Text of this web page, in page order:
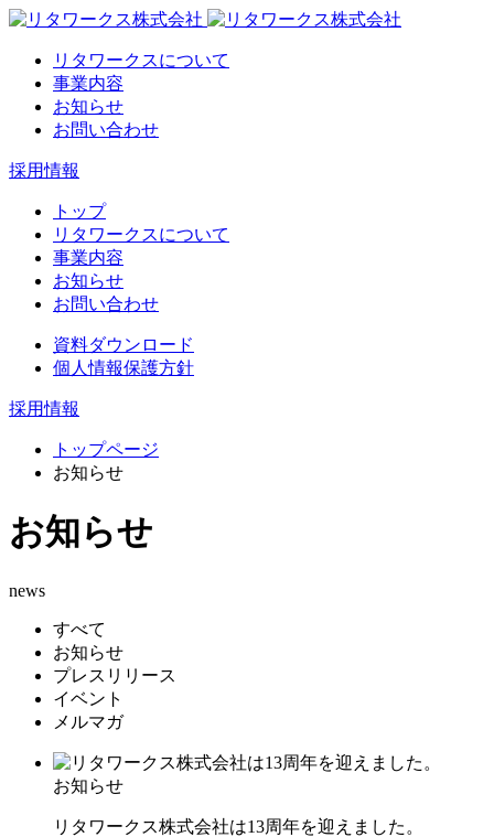
リタワークスについて
事業内容
お知らせ
お問い合わせ
採用情報
トップ
リタワークスについて
事業内容
お知らせ
お問い合わせ
資料ダウンロード
個人情報保護方針
採用情報
トップページ
お知らせ
お知らせ
news
すべて
お知らせ
プレスリリース
イベント
メルマガ
お知らせ
リタワークス株式会社は13周年を迎えました。